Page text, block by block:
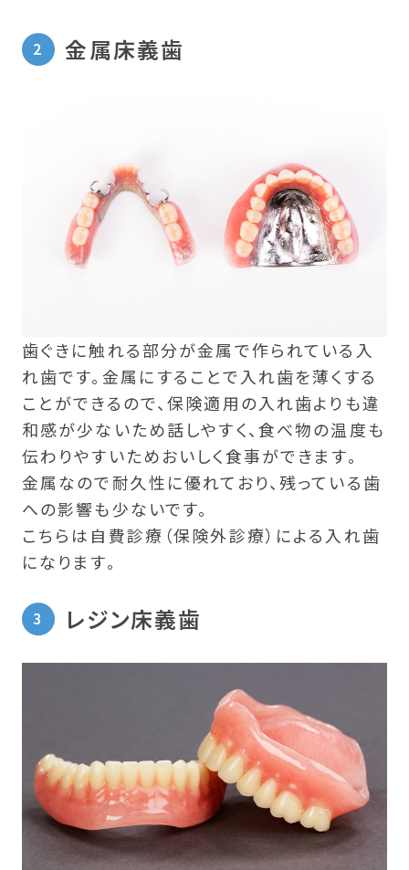
金属床義歯
歯ぐきに触れる部分が金属で作られている入
れ歯です。金属にすることで入れ歯を薄くする
ことができるので、保険適用の入れ歯よりも違
和感が少ないため話しやすく、食べ物の温度も
伝わりやすいためおいしく食事ができます。
金属なので耐久性に優れており、残っている歯
への影響も少ないです。
こちらは自費診療（保険外診療）による入れ歯
になります。
レジン床義歯